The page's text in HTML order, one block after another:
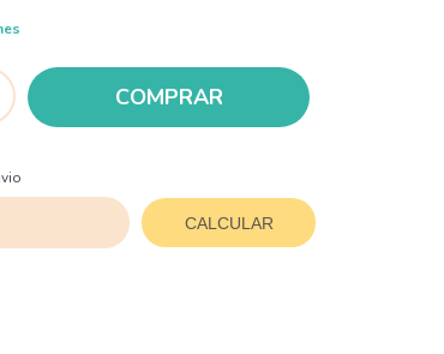
CALCULAR